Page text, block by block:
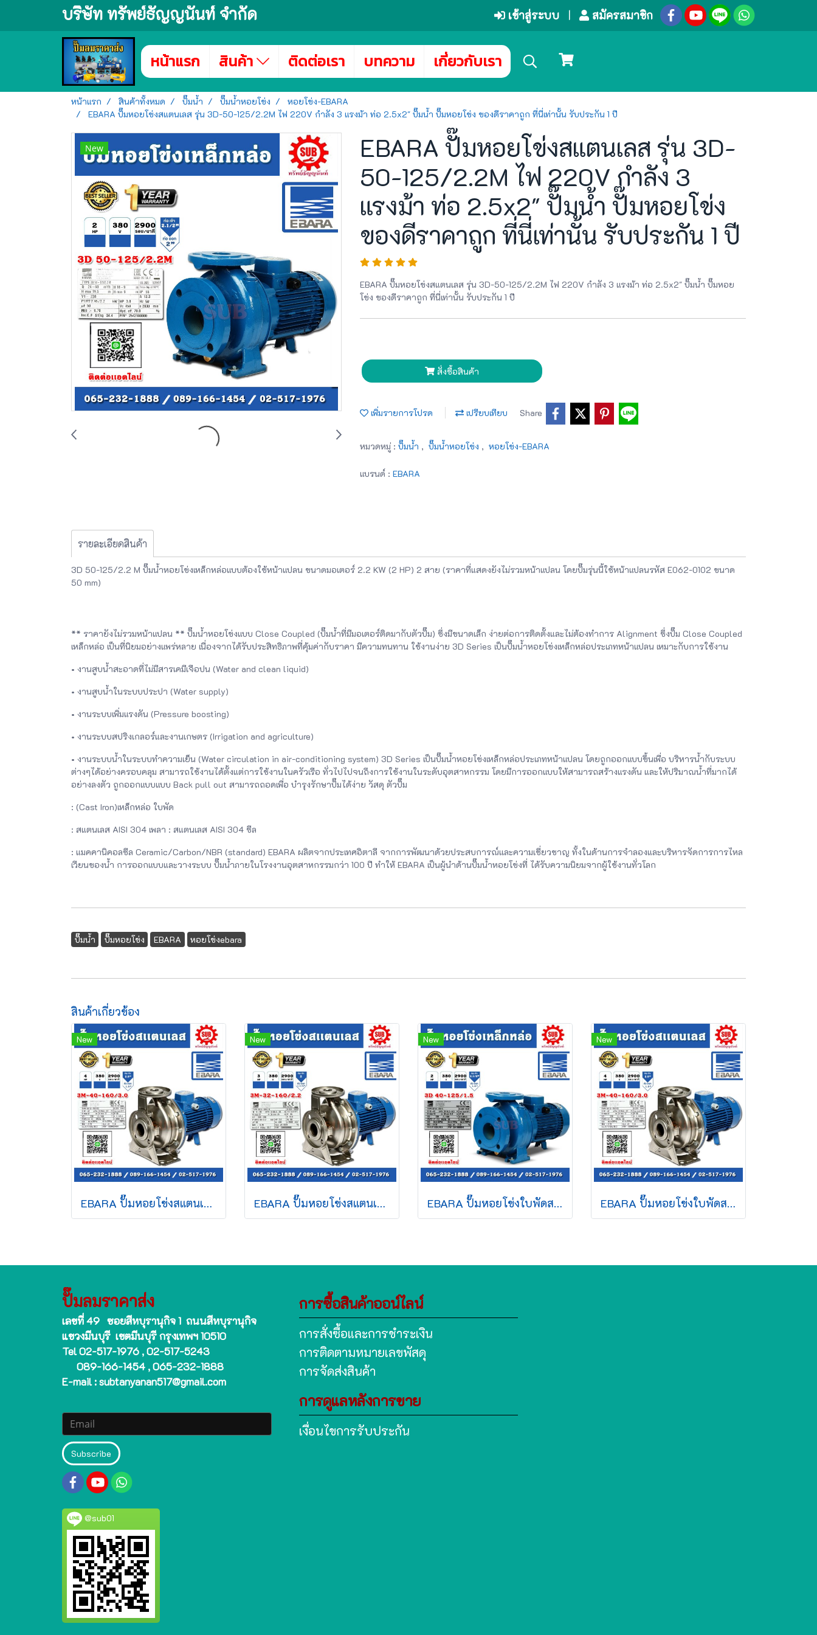
บริษัท ทรัพย์ธัญญนันท์ จำกัด เข้าสู่ระบบ สมัครสมาชิก
หน้าแรก สินค้า ติดต่อเรา บทความ เกี่ยวกับเรา
หน้าแรก สินค้าทั้งหมด ปั๊มน้ำ ปั๊มน้ำหอยโข่ง
หอยโข่ง-EBARA
EBARA ปั๊มหอยโข่งสแตนเลส รุ่น 3D-50-125/2.2M ไฟ 220V กำลัง 3 แรงม้า ท่อ 2.5x2" ปั๊มน้ำ ปั๊มหอยโข่ง ของดีราคาถูก ที่นี่เท่านั้น รับประกัน 1 ปี
New
EBARA ปั๊มหอยโข่งสแตนเลส รุ่น 3D-
50-125/2.2M ไฟ 220V กำลัง 3
แรงม้า ท่อ 2.5x2" ปั๊มน้ำ ปั๊มหอยโข่ง
ของดีราคาถูก ที่นี่เท่านั้น รับประกัน 1 ปี
EBARA ปั๊มหอยโข่งสแตนเลส รุ่น 3D-50-125/2.2M ไฟ 220V กำลัง 3 แรงม้า ท่อ 2.5x2" ปั๊มน้ำ ปั๊มหอย
โข่ง ของดีราคาถูก ที่นี่เท่านั้น รับประกัน 1 ปี
สั่งซื้อสินค้า
เพิ่มรายการโปรด เปรียบเทียบ Share
หมวดหมู่ : ปั๊มน้ำ , ปั๊มน้ำหอยโข่ง , หอยโข่ง-EBARA
แบรนด์ : EBARA
รายละเอียดสินค้า
3D 50-125/2.2 M ปั๊มน้ำหอยโข่งเหล็กหล่อแบบต้องใช้หน้าแปลน ขนาดมอเตอร์ 2.2 KW (2 HP) 2 สาย (ราคาที่แสดงยังไม่รวมหน้าแปลน โดยปั๊มรุ่นนี้ใช้หน้าแปลนรหัส E062-0102 ขนาด
50 mm)
** ราคายังไม่รวมหน้าแปลน ** ปั๊มน้ำหอยโข่งแบบ Close Coupled (ปั๊มน้ำที่มีมอเตอร์ติดมากับตัวปั๊ม) ซึ่งมีขนาดเล็ก ง่ายต่อการติดตั้งและไม่ต้องทำการ Alignment ซึ่งปั๊ม Close Coupled
เหล็กหล่อ เป็นที่นิยมอย่างแพร่หลาย เนื่องจากได้รับประสิทธิภาพที่คุ้มค่ากับราคา มีความทนทาน ใช้งานง่าย 3D Series เป็นปั๊มน้ำหอยโข่งเหล็กหล่อประเภทหน้าแปลน เหมาะกับการใช้งาน
• งานสูบน้ำสะอาดที่ไม่มีสารเคมีเจือปน (Water and clean liquid)
• งานสูบน้ำในระบบประปา (Water supply)
• งานระบบเพิ่มแรงดัน (Pressure boosting)
• งานระบบสปริงเกลอร์และงานเกษตร (Irrigation and agriculture)
• งานระบบน้ำในระบบทำความเย็น (Water circulation in air-conditioning system) 3D Series เป็นปั๊มน้ำหอยโข่งเหล็กหล่อประเภทหน้าแปลน โดยถูกออกแบบขึ้นเพื่อ บริหารน้ำกับระบบ
ต่างๆได้อย่างครอบคลุม สามารถใช้งานได้ตั้งแต่การใช้งานในครัวเรือ ทั่วไปไปจนถึงการใช้งานในระดับอุตสาหกรรม โดยมีการออกแบบให้สามารถสร้างแรงดัน และให้ปริมาณน้ำที่มากได้
อย่างลงตัว ถูกออกแบบแบบ Back pull out สามารถถอดเพื่อ บำรุงรักษาปั๊มได้ง่าย วัสดุ ตัวปั๊ม
: (Cast Iron)เหล็กหล่อ ใบพัด
: สแตนเลส AISI 304 เพลา : สแตนเลส AISI 304 ซีล
: แมคคานิคอลซีล Ceramic/Carbon/NBR (standard) EBARA ผลิตจากประเทศอิตาลี จากการพัฒนาด้วยประสบการณ์เเละความเชี่ยวชาญ ทั้งในด้านการจำลองและบริหารจัดการการไหล
เวียนของน้ำ การออกแบบและวางระบบ ปั๊มน้ำภายในโรงงานอุตสาหกรรมกว่า 100 ปี ทำให้ EBARA เป็นผู้นำด้านปั๊มน้ำหอยโข่งที่ ได้รับความนิยมจากผู้ใช้งานทั่วโลก
ปั๊มน้ำ ปั๊มหอยโข่ง EBARA หอยโข่งebara
สินค้าเกี่ยวข้อง
New
EBARA ปั๊มหอยโข่งสแตนเลส รุ่น 3M-40-160/3.0 ไฟ 380V กำลัง 4 แรงม้า ท่อ 2.5" ปั๊มน้ำ ปั๊มหอยโข่ง ของดีราคาถูก ที่นี่เท่านั้น รับประกัน 1 ปี
New
EBARA ปั๊มหอยโข่งสแตนเลส รุ่น 3M-32-160/2.2 ไฟ 380V กำลัง 3 แรงม้า ท่อ 2" ปั๊มน้ำ ปั๊มหอยโข่ง ของดีราคาถูก ที่นี่เท่านั้น รับประกัน 1 ปี
New
EBARA ปั๊มหอยโข่งใบพัดสแตนเลส รุ่น 3D-40-125/1.5 ไฟ 380V กำลัง 2 แรงม้า ท่อ 2.5x1.5" ปั๊มน้ำ ปั๊มหอยโข่ง ของดีราคาถูก ที่นี่เท่านั้น รับประกัน 1 ปี
New
EBARA ปั๊มหอยโข่งใบพัดสแตนเลส รุ่น 3D-40-160/3.0 ไฟ 380V กำลัง 4 แรงม้า ท่อ 2.5x1.5" ปั๊มน้ำ ปั๊มหอยโข่ง ของดีราคาถูก ที่นี่เท่านั้น รับประกัน 1 ปี
ปั๊มลมราคาส่ง
เลขที่ 49 ซอยสีหบุรานุกิจ 1 ถนนสีหบุรานุกิจ
แขวงมีนบุรี เขตมีนบุรี กรุงเทพฯ 10510
Tel 02-517-1976 , 02-517-5243
089-166-1454 , 065-232-1888
E-mail : subtanyanan517@gmail.com
Subscribe
@sub01
การซื้อสินค้าออน์ไลน์
การสั่งซื้อและการชำระเงิน
การติดตามหมายเลขพัสดุ
การจัดส่งสินค้า
การดูแลหลังการขาย
เงื่อนไขการรับประกัน